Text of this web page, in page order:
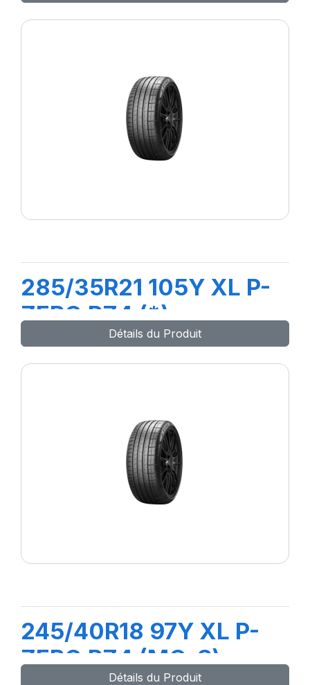
285/35R21 105Y XL P-
ZERO PZ4 (*)
Détails du Produit
245/40R18 97Y XL P-
ZERO PZ4 (MO-S) ncs
Détails du Produit